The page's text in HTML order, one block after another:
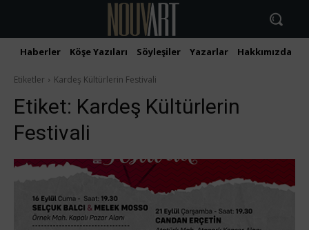
Haberler Köşe Yazıları Söyleşiler Yazarlar Hakkımızda
Etiketler Kardeş Kültürlerin Festivali
Etiket: Kardeş Kültürlerin
Festivali